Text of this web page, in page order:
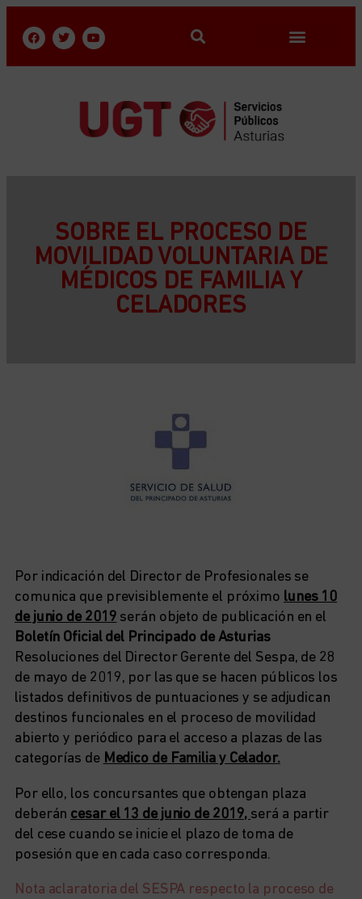
SOBRE EL PROCESO DE
MOVILIDAD VOLUNTARIA DE
MÉDICOS DE FAMILIA Y
CELADORES
Por indicación del Director de Profesionales se
comunica que previsiblemente el próximo lunes 10
de junio de 2019 serán objeto de publicación en el
Boletín Oficial del Principado de Asturias
Resoluciones del Director Gerente del Sespa, de 28
de mayo de 2019, por las que se hacen públicos los
listados definitivos de puntuaciones y se adjudican
destinos funcionales en el proceso de movilidad
abierto y periódico para el acceso a plazas de las
categorías de Medico de Familia y Celador.
Por ello, los concursantes que obtengan plaza
deberán cesar el 13 de junio de 2019, será a partir
del cese cuando se inicie el plazo de toma de
posesión que en cada caso corresponda.
Nota aclaratoria del SESPA respecto la proceso de